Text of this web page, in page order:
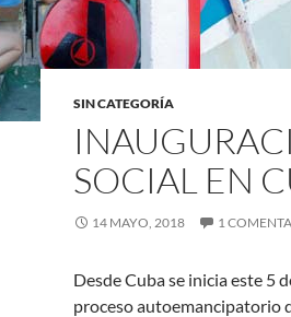
SIN CATEGORÍA
SOCIAL EN
14 MAYO, 2018 1
Desde Cuba se inicia este 5
proceso autoemancipatorio